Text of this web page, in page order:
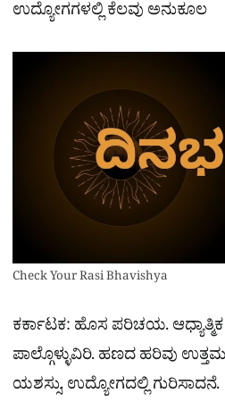
ಉದ್ಯೋಗಗಳಲ್ಲಿ ಕೆಲವು ಅನುಕೂಲ
Check Your Rasi Bhavishya
ಕರ್ಕಾಟಕ: ಹೊಸ ಪರಿಚಯ.
ಪಾಲ್ಗೊಳ್ಳುವಿರಿ. ಹಣದ ಹರಿವು
ಯಶಸ್ಸು. ಉದ್ಯೋಗದಲ್ಲಿ ಗುರಿಸಾದನೆ.